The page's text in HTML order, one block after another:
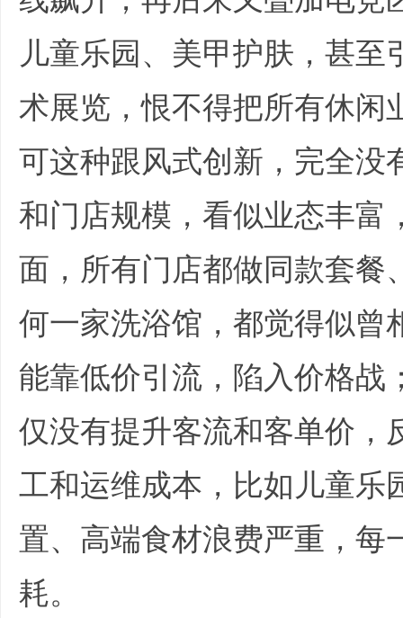
儿童乐园、美甲护肤，甚
术展览，恨不得把所有休闲
可这种跟风式创新，完全没
和门店规模，看似业态丰富
面，所有门店都做同款套餐
何一家洗浴馆，都觉得似曾
能靠低价引流，陷入价格战
仅没有提升客流和客单价，
工和运维成本，比如儿童乐
置、高端食材浪费严重，每
耗。